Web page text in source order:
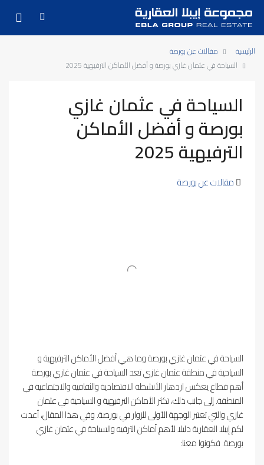
الرئيسية
مقالات عن بورصة
السياحة في عثمان غازي بورصة و أفضل الأماكن الترفيهية 2025
السياحة في عثمان غازي
بورصة و أفضل الأماكن
الترفيهية 2025
مقالات عن بورصة
السياحة في عثمان غازي بورصة وما هي أفضل الأماكن الترفيهية و
السياحية في منطقة عثمان غازي تعد السياحة في عثمان غازي بورصة
أهم قطاع يعكس ازدهار الأنشطة الاقتصادية والثقافية والاجتماعية في
المنطقة. إلى جانب ذلك، تكثر الأماكن الترفيهية و السياحية في عثمان
غازي والتي تعتبر الوجهة الأولى للزوار في بورصة. وفي هذا المقال، أعدت
لكم إيبلا العقارية دليلا لأهم أماكن الترفيه والسياحة في عثمان غازي
بورصة. فكونوا معنا: